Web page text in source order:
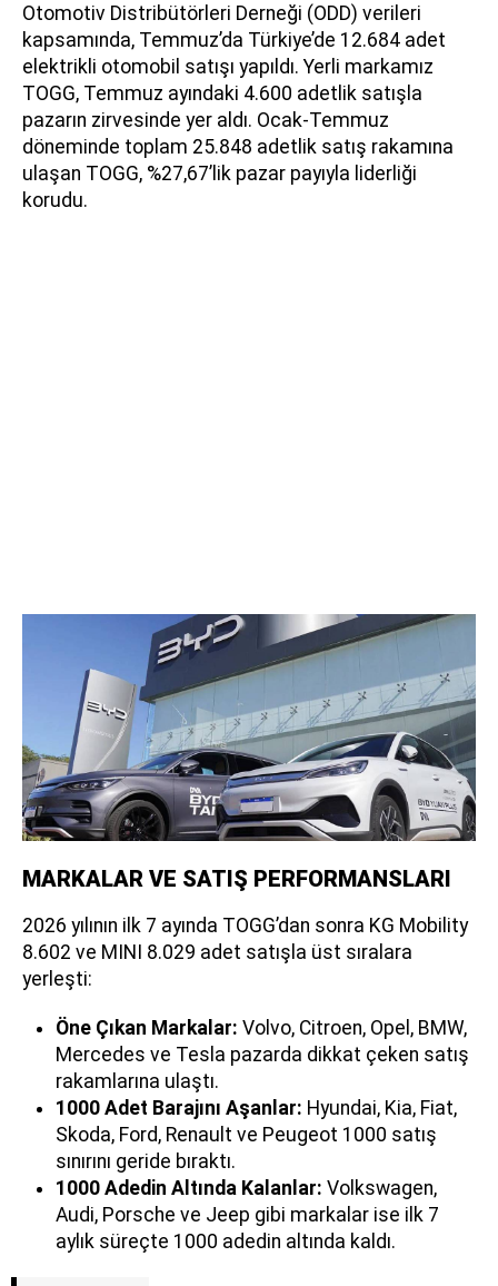
Otomotiv Distribütörleri Derneği (ODD) verileri
kapsamında, Temmuz’da Türkiye’de 12.684 adet
elektrikli otomobil satışı yapıldı. Yerli markamız
TOGG, Temmuz ayındaki 4.600 adetlik satışla
pazarın zirvesinde yer aldı. Ocak-Temmuz
döneminde toplam 25.848 adetlik satış rakamına
ulaşan TOGG, %27,67’lik pazar payıyla liderliği
korudu.
MARKALAR VE SATIŞ PERFORMANSLARI
2026 yılının ilk 7 ayında TOGG’dan sonra KG Mobility
8.602 ve MINI 8.029 adet satışla üst sıralara
yerleşti:
Öne Çıkan Markalar: Volvo, Citroen, Opel, BMW,
Mercedes ve Tesla pazarda dikkat çeken satış
rakamlarına ulaştı.
1000 Adet Barajını Aşanlar: Hyundai, Kia, Fiat,
Skoda, Ford, Renault ve Peugeot 1000 satış
sınırını geride bıraktı.
1000 Adedin Altında Kalanlar: Volkswagen,
Audi, Porsche ve Jeep gibi markalar ise ilk 7
aylık süreçte 1000 adedin altında kaldı.